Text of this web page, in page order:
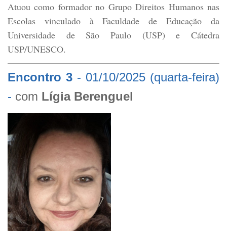
Atuou como formador no Grupo Direitos Humanos nas
Escolas vinculado à Faculdade de Educação da
Universidade de São Paulo (USP) e Cátedra
USP/UNESCO.
Encontro 3 - 01/10/2025 (quarta-feira)
- com Lígia Berenguel